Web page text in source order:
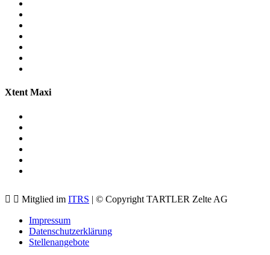
Xtent Maxi
Mitglied im ITRS | © Copyright TARTLER Zelte AG
Impressum
Datenschutzerklärung
Stellenangebote